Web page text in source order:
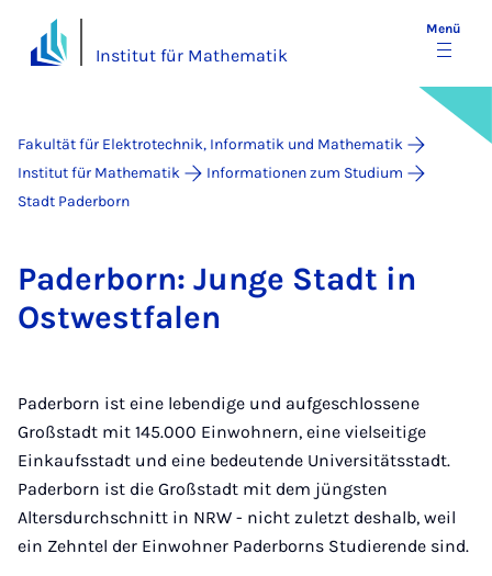
Institut für Mathematik
Menü
Fakultät für Elektrotechnik, Informatik und Mathematik
Institut für Mathematik
Informationen zum Studium
Stadt Paderborn
Pa­der­born: Jun­ge Stadt in
Ost­west­fa­len
Paderborn ist eine lebendige und aufgeschlossene
Großstadt mit 145.000 Einwohnern, eine vielseitige
Einkaufsstadt und eine bedeutende Universitätsstadt.
Paderborn ist die Großstadt mit dem jüngsten
Altersdurchschnitt in NRW - nicht zuletzt deshalb, weil
ein Zehntel der Einwohner Paderborns Studierende sind.